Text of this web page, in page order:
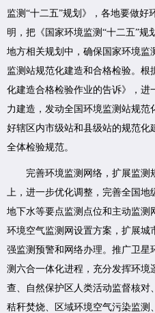
监测“十二五”规划》，各地要做好
明，把《国家环境监测“十二五”规
地方相关规划中，确保国家环境监
监测站规范化建造和合格检验。
化建造合格检验作业的告诉》，
力建造，发动全国环境监测站规
好辖区内市级站和县级站的规范化
全体检验规范。
完善环境监测网络，扩展监测
上，进一步优化调整，完善全国地
地下水等要点监测点位和主动监测
环境空气监测网设置方案，扩展城
强监测预警和网络办理。推广卫
测六合一体化进程，充分发挥环境
查、自然保护区人类活动监督核对
秸秆焚烧、区域环境空气污染监测